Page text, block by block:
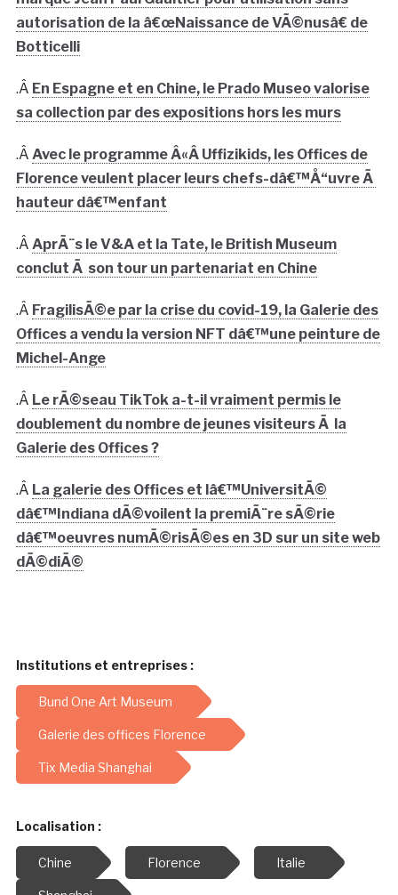
autorisation de la â€œNaissance de VÃ©nusâ€ de
Botticelli
.Â En Espagne et en Chine, le Prado Museo valorise
sa collection par des expositions hors les murs
.Â Avec le programme Â«Â Uffizikids, les Offices de
Florence veulent placer leurs chefs-dâ€™Å“uvre Ã
hauteur dâ€™enfant
.Â AprÃ¨s le V&A et la Tate, le British Museum
conclut Ã son tour un partenariat en Chine
.Â FragilisÃ©e par la crise du covid-19, la Galerie des
Offices a vendu la version NFT dâ€™une peinture de
Michel-Ange
.Â Le rÃ©seau TikTok a-t-il vraiment permis le
doublement du nombre de jeunes visiteurs Ã la
Galerie des Offices ?
.Â La galerie des Offices et lâ€™UniversitÃ©
dâ€™Indiana dÃ©voilent la premiÃ¨re sÃ©rie
dâ€™oeuvres numÃ©risÃ©es en 3D sur un site web
dÃ©diÃ©
Institutions et entreprises :
Bund One Art Museum
Galerie des offices Florence
Tix Media Shanghai
Localisation :
Chine Florence Italie